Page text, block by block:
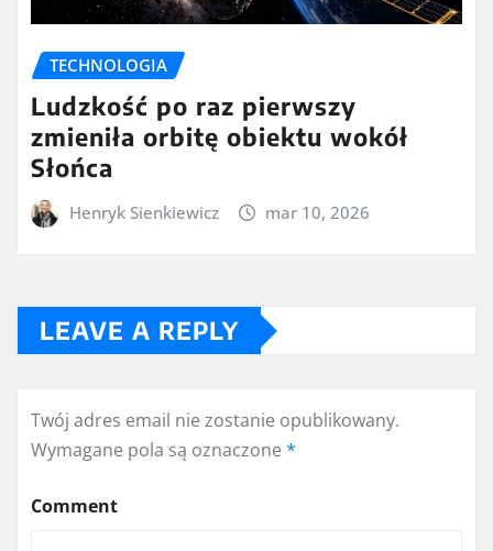
TECHNOLOGIA
Ludzkość po raz pierwszy
zmieniła orbitę obiektu wokół
Słońca
Henryk Sienkiewicz mar 10, 2026
LEAVE A REPLY
Twój adres email nie zostanie opublikowany.
Wymagane pola są oznaczone *
Comment